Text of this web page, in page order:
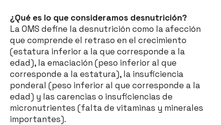
¿Qué es lo que consideramos desnutrición?
La OMS define la desnutrición como la afección
que comprende el retraso en el crecimiento
(estatura inferior a la que corresponde a la
edad), la emaciación (peso inferior al que
corresponde a la estatura), la insuficiencia
ponderal (peso inferior al que corresponde a la
edad) y las carencias o insuficiencias de
micronutrientes (falta de vitaminas y minerales
importantes).